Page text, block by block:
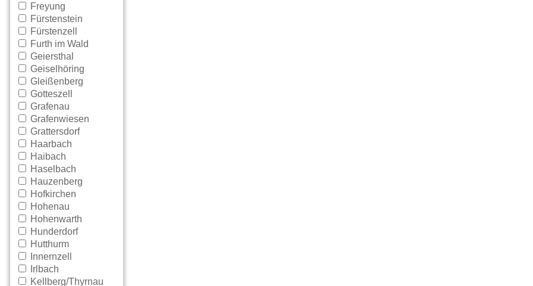
Freyung
Fürstenstein
Fürstenzell
Furth im Wald
Geiersthal
Geiselhöring
Gleißenberg
Gotteszell
Grafenau
Grafenwiesen
Grattersdorf
Haarbach
Haibach
Haselbach
Hauzenberg
Hofkirchen
Hohenau
Hohenwarth
Hunderdorf
Hutthurm
Innernzell
Irlbach
Kellberg/Thyrnau